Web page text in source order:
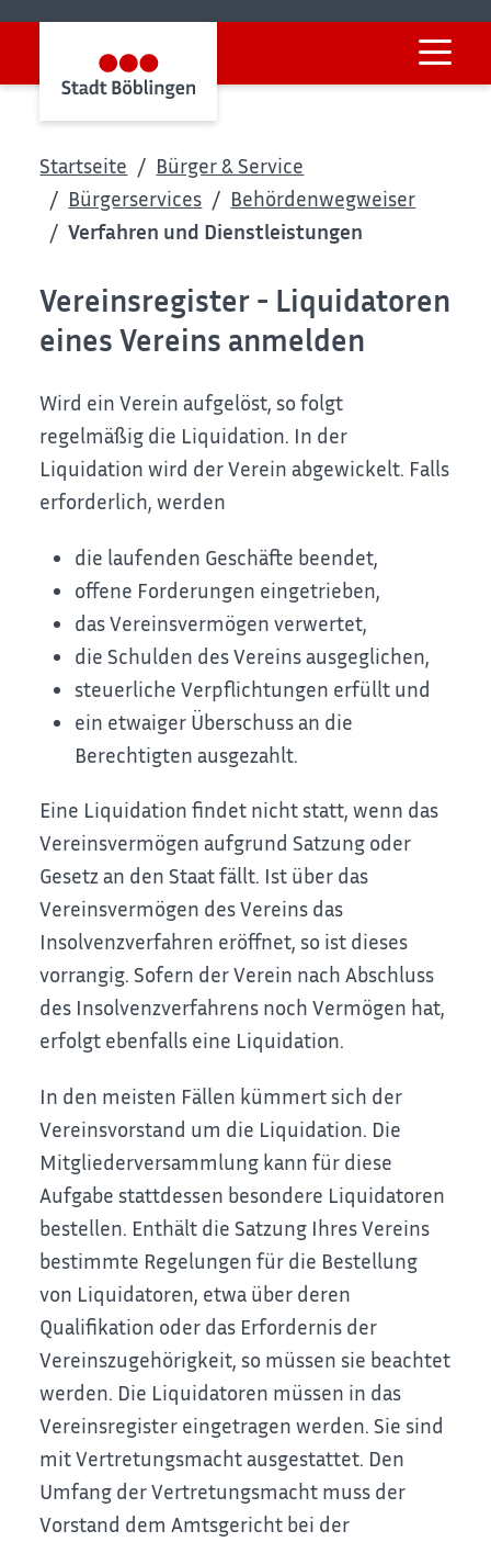
Startseite
Bürger & Service
Bürgerservices
Behördenwegweiser
Verfahren und Dienstleistungen
Vereinsregister - Liquidatoren
eines Vereins anmelden
Wird ein Verein aufgelöst, so folgt
regelmäßig die Liquidation. In der
Liquidation wird der Verein abgewickelt. Falls
erforderlich, werden
die laufenden Geschäfte beendet,
offene Forderungen eingetrieben,
das Vereinsvermögen verwertet,
die Schulden des Vereins ausgeglichen,
steuerliche Verpflichtungen erfüllt und
ein etwaiger Überschuss an die
Berechtigten ausgezahlt.
Eine Liquidation findet nicht statt, wenn das
Vereinsvermögen aufgrund Satzung oder
Gesetz an den Staat fällt. Ist über das
Vereinsvermögen des Vereins das
Insolvenzverfahren eröffnet, so ist dieses
vorrangig. Sofern der Verein nach Abschluss
des Insolvenzverfahrens noch Vermögen hat,
erfolgt ebenfalls eine Liquidation.
In den meisten Fällen kümmert sich der
Vereinsvorstand um die Liquidation. Die
Mitgliederversammlung kann für diese
Aufgabe stattdessen besondere Liquidatoren
bestellen. Enthält die Satzung Ihres Vereins
bestimmte Regelungen für die Bestellung
von Liquidatoren, etwa über deren
Qualifikation oder das Erfordernis der
Vereinszugehörigkeit, so müssen sie beachtet
werden. Die Liquidatoren müssen in das
Vereinsregister eingetragen werden. Sie sind
mit Vertretungsmacht ausgestattet. Den
Umfang der Vertretungsmacht muss der
Vorstand dem Amtsgericht bei der